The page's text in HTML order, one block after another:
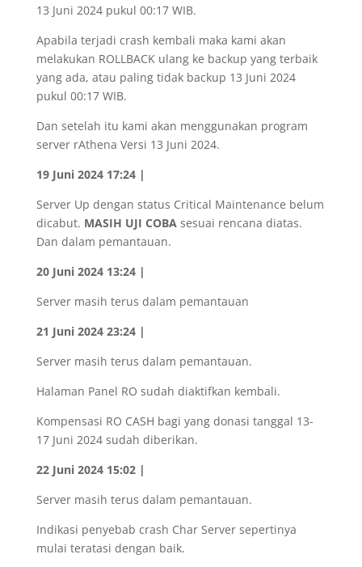
13 Juni 2024 pukul 00:17 WIB.
Apabila terjadi crash kembali maka kami akan
melakukan ROLLBACK ulang ke backup yang terbaik
yang ada, atau paling tidak backup 13 Juni 2024
pukul 00:17 WIB.
Dan setelah itu kami akan menggunakan program
server rAthena Versi 13 Juni 2024.
19 Juni 2024 17:24 |
Server Up dengan status Critical Maintenance belum
dicabut. MASIH UJI COBAsesuai rencana diatas.
Dan dalam pemantauan.
20 Juni 2024 13:24 |
Server masih terus dalam pemantauan
21 Juni 2024 23:24 |
Server masih terus dalam pemantauan.
Halaman Panel RO sudah diaktifkan kembali.
Kompensasi RO CASH bagi yang donasi tanggal 13-
17 Juni 2024 sudah diberikan.
22 Juni 2024 15:02 |
Server masih terus dalam pemantauan.
Indikasi penyebab crash Char Server sepertinya
mulai teratasi dengan baik.